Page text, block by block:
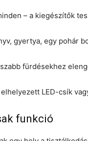
– a kiegészítők
gyertya, egy pohár
fürdésekhez
LED-csík
funkció